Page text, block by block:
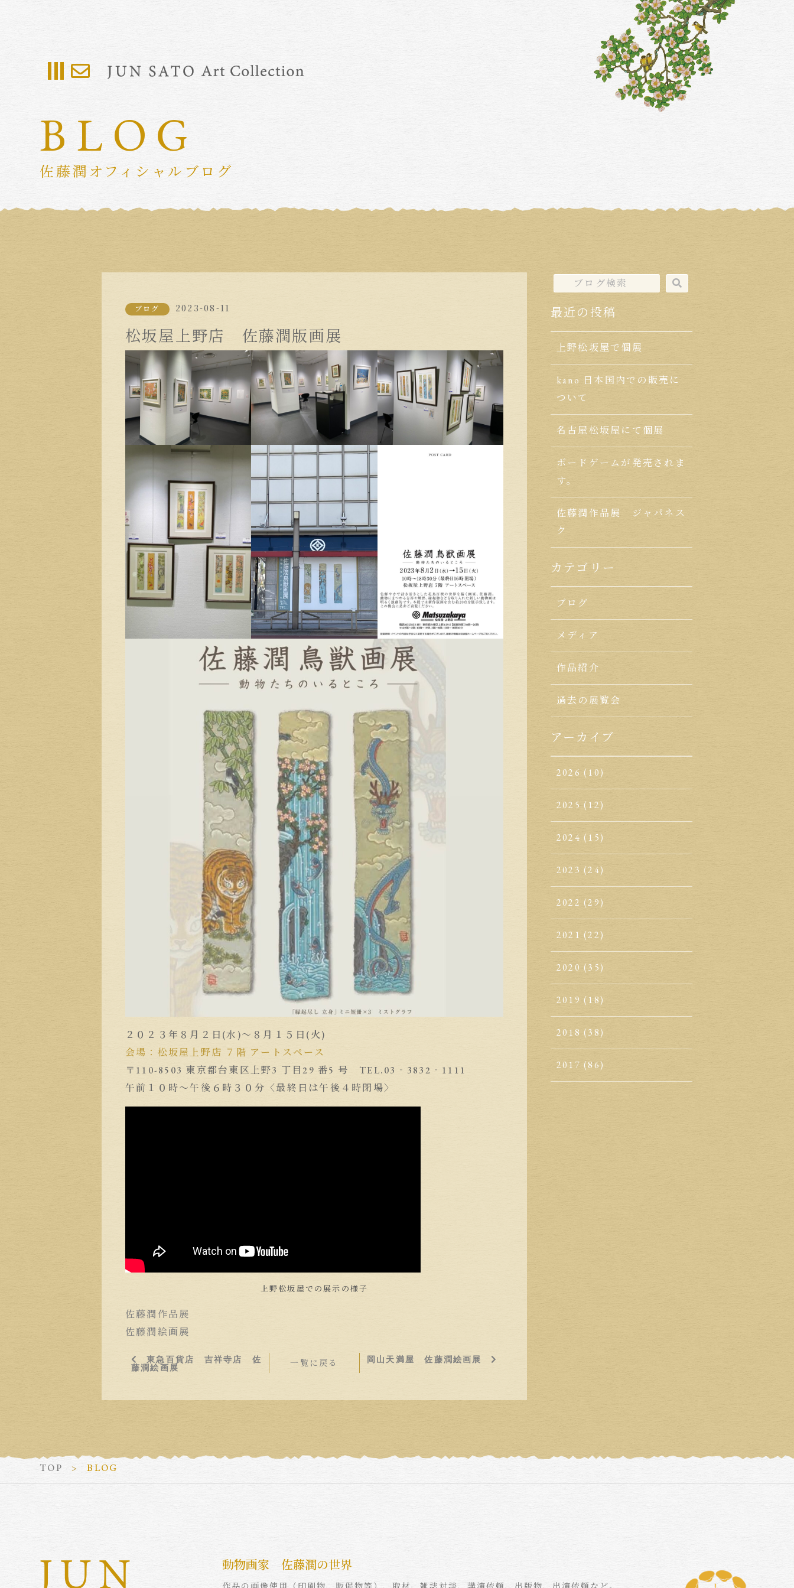
BLOG
佐藤潤オフィシャルブログ
ブログ 2023-08-11
松坂屋上野店 佐藤潤版画展
２０２３年８月２日(水)～８月１５日(火)
会場：松坂屋上野店 ７階 アートスペース
〒110-8503 東京都台東区上野3 丁目29 番5 号 TEL.03‐3832‐1111
午前１０時～午後６時３０分〈最終日は午後４時閉場〉
上野松坂屋での展示の様子
佐藤潤作品展
佐藤潤絵画展
東急百貨店 吉祥寺店 佐
藤潤絵画展
一覧に戻る 岡山天満屋 佐藤潤絵画展
最近の投稿
上野松坂屋で個展
kano 日本国内での販売に
ついて
名古屋松坂屋にて個展
ボードゲームが発売されま
す。
佐藤潤作品展 ジャパネス
ク
カテゴリー
ブログ
メディア
作品紹介
過去の展覧会
アーカイブ
2026 (10)
2025 (12)
2024 (15)
2023 (24)
2022 (29)
2021 (22)
2020 (35)
2019 (18)
2018 (38)
2017 (86)
TOP BLOG
動物画家 佐藤潤の世界